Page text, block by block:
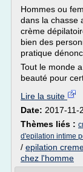
Hommes ou
dans la chasse
crème
bien des
pratique
Tout le monde
beauté pour
Lire la suite
Date: 2017-11-
Thèmes liés :
d'epilation intime
/ epilation
chez l'homme